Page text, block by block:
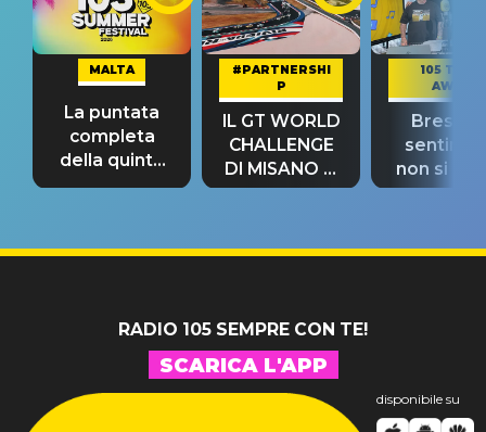
MALTA
La puntata
completa
della quinta
tappa
#PARTNERSHI
P
IL GT WORLD
CHALLENGE
DI MISANO si
riconferma
105 TAKE
AWAY
Bresh:
non si
fino alla
RADIO 105 SEMPRE CON TE!
SCARICA L'APP
disponibile su